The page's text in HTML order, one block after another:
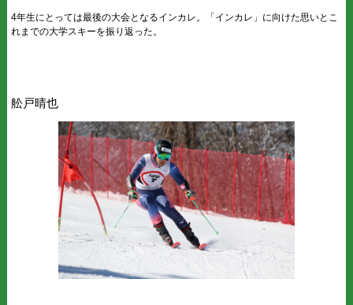
4年生にとっては最後の大会となるインカレ。「インカレ」に向けた思いとこ
れまでの大学スキーを振り返った。
舩戸晴也